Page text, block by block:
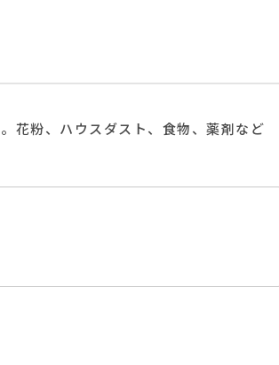
花粉、ハウスダスト、食物、薬剤など